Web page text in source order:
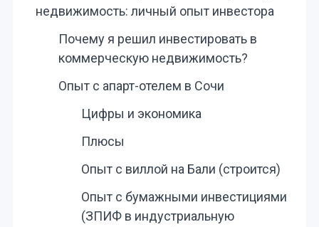
недвижимость: личный опыт инвестора
Почему я решил инвестировать в
коммерческую недвижимость?
Опыт с апарт-отелем в Сочи
Цифры и экономика
Плюсы
Опыт с виллой на Бали (строится)
Опыт с бумажными инвестициями
(ЗПИФ в индустриальную